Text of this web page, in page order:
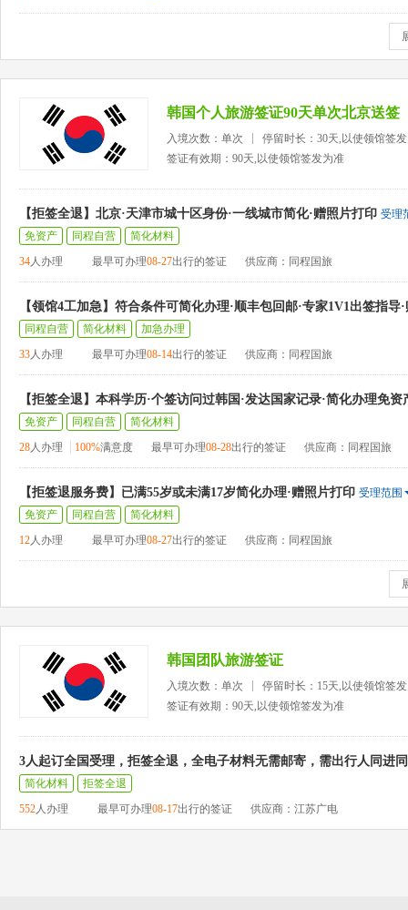
韩国个人旅游签证90天单次北京送签
入境次数：单次
停留时长：30天,以使领馆签
签证有效期：90天,以使领馆签发为准
【拒签全退】北京·天津市城十区身份·一线城市简化·赠照片打印 受理
免资产
同程自营
简化材料
34人办理 最早可办理08-27出行的签证 供应商：同程国旅
【领馆4工加急】符合条件可简化办理·顺丰包回邮·专家1V1出签指导
同程自营 简化材料
加急办理
33人办理 最早可办理08-14出行的签证 供应商：同程国旅
【拒签全退】本科学历·个签访问过韩国·发达国家记录·简化办理免资
免资产 同程自营
简化材料
28人办理 100%满意度 最早可办理08-28出行的签证 供应商：同程国旅
【拒签退服务费】已满55岁或未满17岁简化办理·赠照片打印 受理范围
免资产
同程自营
简化材料
12人办理 最早可办理08-27出行的签证 供应商：同程国旅
韩国团队旅游签证
入境次数：单次
停留时长：15天,以使领馆签
签证有效期：90天,以使领馆签发为准
3人起订全国受理，拒签全退，全电子材料无需邮寄，需出行人同进
简化材料
拒签全退
552人办理 最早可办理08-17出行的签证 供应商：江苏广电